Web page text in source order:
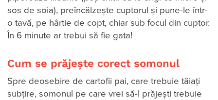
sos de soia), preîncălzește cuptorul și pune-le într-
o tavă, pe hârtie de copt, chiar sub focul din cuptor.
În 6 minute ar trebui să fie gata!
Cum se prăjește corect somonul
Spre deosebire de cartofii pai, care trebuie tăiați
subțire, somonul pe care vrei să-l prăjești trebuie